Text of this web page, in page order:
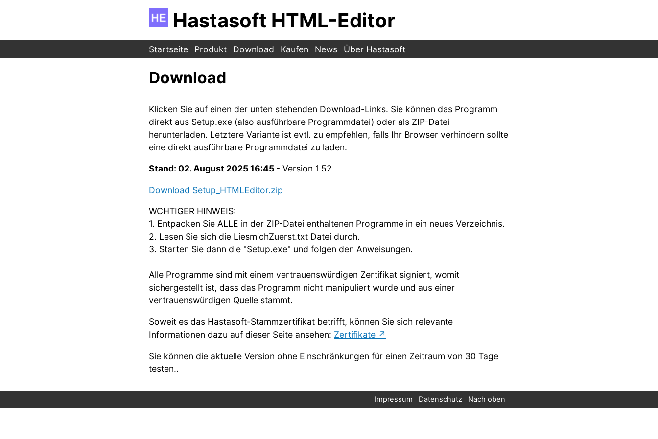
Hastasoft HTML-Editor
Startseite Produkt Download Kaufen News Über Hastasoft
Download
Klicken Sie auf einen der unten stehenden Download-Links. Sie können das Programm
direkt aus Setup.exe (also ausführbare Programmdatei) oder als ZIP-Datei
herunterladen. Letztere Variante ist evtl. zu empfehlen, falls Ihr Browser verhindern sollte
eine direkt ausführbare Programmdatei zu laden.
Stand: 02. August 2025 16:45 - Version 1.52
Download Setup_HTMLEditor.zip
WCHTIGER HINWEIS:
1. Entpacken Sie ALLE in der ZIP-Datei enthaltenen Programme in ein neues Verzeichnis.
2. Lesen Sie sich die LiesmichZuerst.txt Datei durch.
3. Starten Sie dann die "Setup.exe" und folgen den Anweisungen.
Alle Programme sind mit einem vertrauenswürdigen Zertifikat signiert, womit
sichergestellt ist, dass das Programm nicht manipuliert wurde und aus einer
vertrauenswürdigen Quelle stammt.
Soweit es das Hastasoft-Stammzertifikat betrifft, können Sie sich relevante
Informationen dazu auf dieser Seite ansehen: Zertifikate
Sie können die aktuelle Version ohne Einschränkungen für einen Zeitraum von 30 Tage
testen..
Impressum Datenschutz Nach oben